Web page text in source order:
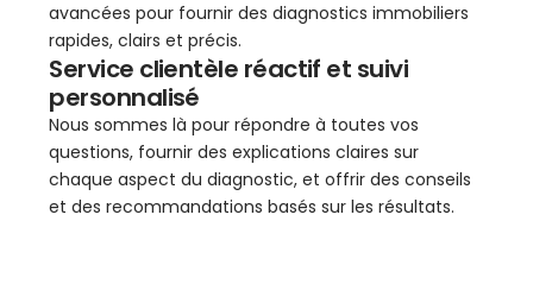
avancées pour fournir des diagnostics immobiliers
rapides, clairs et précis.
Service clientèle réactif et suivi
personnalisé
Nous sommes là pour répondre à toutes vos
questions, fournir des explications claires sur
chaque aspect du diagnostic, et offrir des conseils
et des recommandations basés sur les résultats.